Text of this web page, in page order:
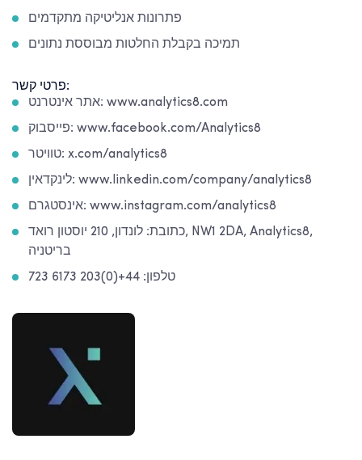
פתרונות אנליטיקה מתקדמים
תמיכה בקבלת החלטות מבוססת נתונים
פרטי קשר:
אתר אינטרנט: www.analytics8.com
פייסבוק: www.facebook.com/Analytics8
טוויטר: x.com/analytics8
לינקדאין: www.linkedin.com/company/analytics8
אינסטגרם: www.instagram.com/analytics8
כתובת: לונדון, 210 יוסטון רואד, NW1 2DA, Analytics8,
בריטניה
טלפון: 44+(0)203 6173 723